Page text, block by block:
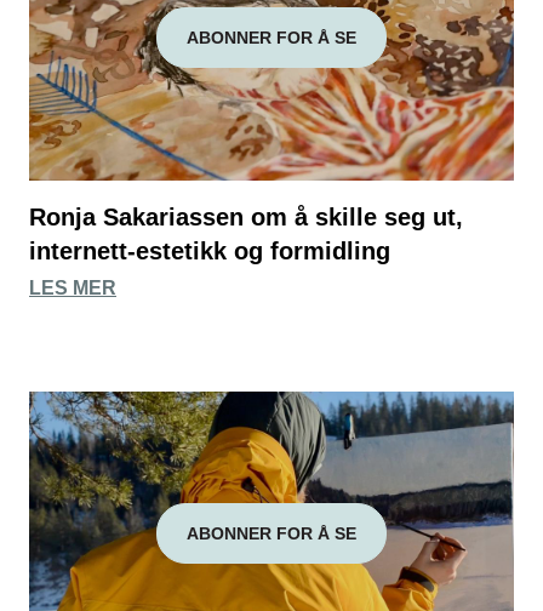
ABONNER FOR Å SE
Ronja Sakariassen om å skille seg ut,
internett-estetikk og formidling
LES MER
ABONNER FOR Å SE